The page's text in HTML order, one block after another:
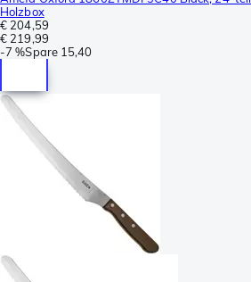
Holzbox
€ 204,59
€ 219,99
-7 %Spare 15,40